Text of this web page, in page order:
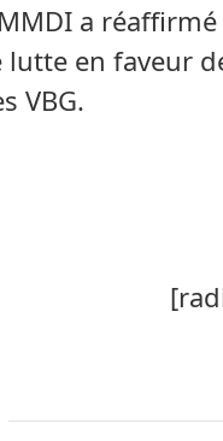
a
lutte en faveur
VBG.